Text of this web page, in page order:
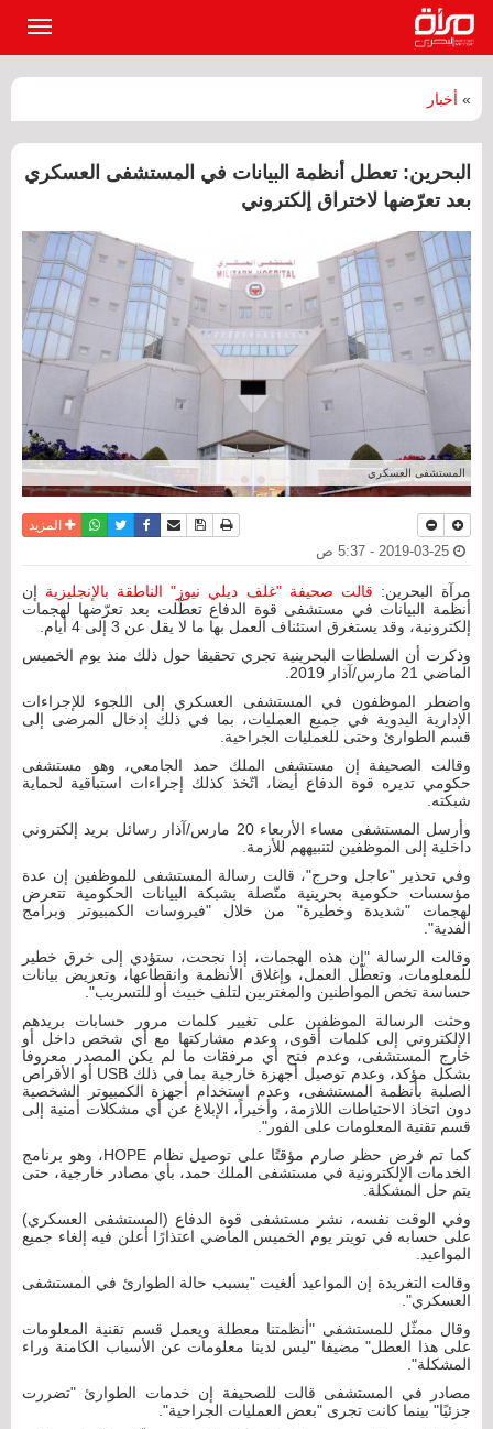
» أخبار
البحرين: تعطل أنظمة البيانات في المستشفى العسكري
بعد تعرّضها لاختراق إلكتروني
المستشفى العسكري
نسخة للطباعة
حفظ الموضوع
أرسل الى صديق
فيسبوكتويترواتسابالمزيد
مرآة البحرين: قالت صحيفة "غلف ديلي نيوز" الناطقة بالإنجليزية إن
أنظمة البيانات في مستشفى قوة الدفاع تعطّلت بعد تعرّضها لهجمات
إلكترونية، وقد يستغرق استئناف العمل بها ما لا يقل عن 3 إلى 4 أيام.
وذكرت أن السلطات البحرينية تجري تحقيقا حول ذلك منذ يوم الخميس
الماضي 21 مارس/آذار 2019.
واضطر الموظفون في المستشفى العسكري إلى اللجوء للإجراءات
الإدارية اليدوية في جميع العمليات، بما في ذلك إدخال المرضى إلى
قسم الطوارئ وحتى للعمليات الجراحية.
وقالت الصحيفة إن مستشفى الملك حمد الجامعي، وهو مستشفى
حكومي تديره قوة الدفاع أيضا، اتّخذ كذلك إجراءات استباقية لحماية
شبكته.
وأرسل المستشفى مساء الأربعاء 20 مارس/آذار رسائل بريد إلكتروني
داخلية إلى الموظفين لتنبيههم للأزمة.
وفي تحذير "عاجل وحرج"، قالت رسالة المستشفى للموظفين إن عدة
مؤسسات حكومية بحرينية متّصلة بشبكة البيانات الحكومية تتعرض
لهجمات "شديدة وخطيرة" من خلال "فيروسات الكمبيوتر وبرامج
الفدية".
وقالت الرسالة "إن هذه الهجمات، إذا نجحت، ستؤدي إلى خرق خطير
للمعلومات، وتعطّل العمل، وإغلاق الأنظمة وانقطاعها، وتعريض بيانات
حساسة تخص المواطنين والمغتربين لتلف خبيث أو للتسريب".
وحثت الرسالة الموظفين على تغيير كلمات مرور حسابات بريدهم
الإلكتروني إلى كلمات أقوى، وعدم مشاركتها مع أي شخص داخل أو
خارج المستشفى، وعدم فتح أي مرفقات ما لم يكن المصدر معروفا
بشكل مؤكد، وعدم توصيل أجهزة خارجية بما في ذلك USB أو الأقراص
الصلبة بأنظمة المستشفى، وعدم استخدام أجهزة الكمبيوتر الشخصية
دون اتخاذ الاحتياطات اللازمة، وأخيراً، الإبلاغ عن أي مشكلات أمنية إلى
قسم تقنية المعلومات على الفور".
كما تم فرض حظر صارم مؤقتًا على توصيل نظام HOPE، وهو برنامج
الخدمات الإلكترونية في مستشفى الملك حمد، بأي مصادر خارجية، حتى
يتم حل المشكلة.
وفي الوقت نفسه، نشر مستشفى قوة الدفاع (المستشفى العسكري)
على حسابه في تويتر يوم الخميس الماضي اعتذارًا أعلن فيه إلغاء جميع
المواعيد.
وقالت التغريدة إن المواعيد ألغيت "بسبب حالة الطوارئ في المستشفى
العسكري".
وقال ممثّل للمستشفى "أنظمتنا معطلة ويعمل قسم تقنية المعلومات
على هذا العطل" مضيفا "ليس لدينا معلومات عن الأسباب الكامنة وراء
المشكلة".
مصادر في المستشفى قالت للصحيفة إن خدمات الطوارئ "تضررت
جزئيًا" بينما كانت تجرى "بعض العمليات الجراحية".